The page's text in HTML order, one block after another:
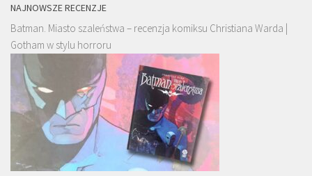
NAJNOWSZE RECENZJE
Batman. Miasto szaleństwa – recenzja komiksu Christiana Warda |
Gotham w stylu horroru